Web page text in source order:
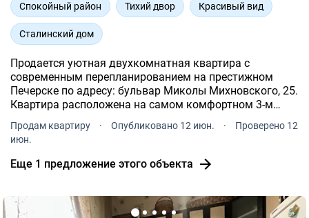
Спокойный район Тихий двор Красивый вид
Сталинский дом
Продается уютная двухкомнатная квартира с
современным перепланированием на престижном
Печерске по адресу: бульвар Миколы Михновского, 25.
Квартира расположена на самом комфортном 3-м
этаже 5-этажного дома прямо у выхода со станции
метро «Звиринецкая». Пространство площадью 54 кв.
Продам квартиру · Опубликовано 12 июн. ·
Проверено 12
июн.
Еще 1 предложение этого объекта